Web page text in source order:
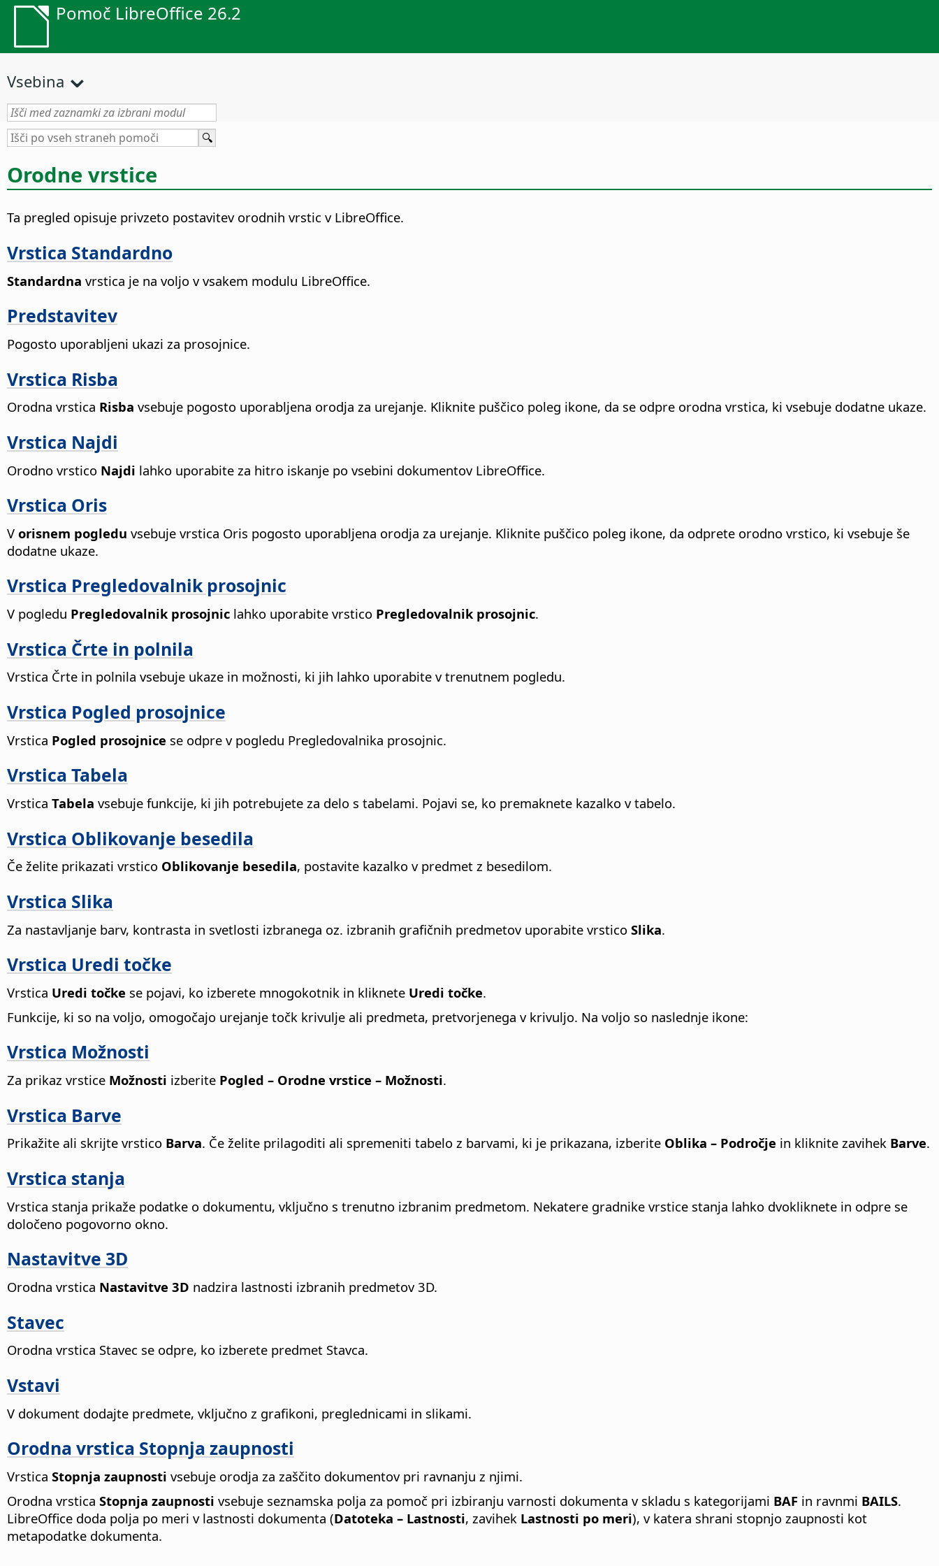
Pomoč LibreOffice 26.2
Vsebina
Orodne vrstice
Ta pregled opisuje privzeto postavitev orodnih vrstic v LibreOffice.
Vrstica Standardno
Standardna vrstica je na voljo v vsakem modulu LibreOffice.
Predstavitev
Pogosto uporabljeni ukazi za prosojnice.
Vrstica Risba
Orodna vrstica Risba vsebuje pogosto uporabljena orodja za urejanje. Kliknite puščico poleg ikone, da se odpre orodna vrstica, ki vsebuje dodatne ukaze.
Vrstica Najdi
Orodno vrstico Najdi lahko uporabite za hitro iskanje po vsebini dokumentov LibreOffice.
Vrstica Oris
V orisnem pogledu vsebuje vrstica Oris pogosto uporabljena orodja za urejanje. Kliknite puščico poleg ikone, da odprete orodno vrstico, ki vsebuje še
dodatne ukaze.
Vrstica Pregledovalnik prosojnic
V pogledu Pregledovalnik prosojnic lahko uporabite vrstico Pregledovalnik prosojnic.
Vrstica Črte in polnila
Vrstica Črte in polnila vsebuje ukaze in možnosti, ki jih lahko uporabite v trenutnem pogledu.
Vrstica Pogled prosojnice
Vrstica Pogled prosojnice se odpre v pogledu Pregledovalnika prosojnic.
Vrstica Tabela
Vrstica Tabela vsebuje funkcije, ki jih potrebujete za delo s tabelami. Pojavi se, ko premaknete kazalko v tabelo.
Vrstica Oblikovanje besedila
Če želite prikazati vrstico Oblikovanje besedila, postavite kazalko v predmet z besedilom.
Vrstica Slika
Za nastavljanje barv, kontrasta in svetlosti izbranega oz. izbranih grafičnih predmetov uporabite vrstico Slika.
Vrstica Uredi točke
Vrstica Uredi točke se pojavi, ko izberete mnogokotnik in kliknete Uredi točke.
Funkcije, ki so na voljo, omogočajo urejanje točk krivulje ali predmeta, pretvorjenega v krivuljo. Na voljo so naslednje ikone:
Vrstica Možnosti
Za prikaz vrstice Možnosti izberite Pogled – Orodne vrstice – Možnosti.
Vrstica Barve
Prikažite ali skrijte vrstico Barva. Če želite prilagoditi ali spremeniti tabelo z barvami, ki je prikazana, izberite Oblika – Področje in kliknite zavihek Barve.
Vrstica stanja
Vrstica stanja prikaže podatke o dokumentu, vključno s trenutno izbranim predmetom. Nekatere gradnike vrstice stanja lahko dvokliknete in odpre se
določeno pogovorno okno.
Nastavitve 3D
Orodna vrstica Nastavitve 3D nadzira lastnosti izbranih predmetov 3D.
Stavec
Orodna vrstica Stavec se odpre, ko izberete predmet Stavca.
Vstavi
V dokument dodajte predmete, vključno z grafikoni, preglednicami in slikami.
Orodna vrstica Stopnja zaupnosti
Vrstica Stopnja zaupnosti vsebuje orodja za zaščito dokumentov pri ravnanju z njimi.
Orodna vrstica Stopnja zaupnosti vsebuje seznamska polja za pomoč pri izbiranju varnosti dokumenta v skladu s kategorijami BAF in ravnmi BAILS.
LibreOffice doda polja po meri v lastnosti dokumenta (Datoteka – Lastnosti, zavihek Lastnosti po meri), v katera shrani stopnjo zaupnosti kot
metapodatke dokumenta.